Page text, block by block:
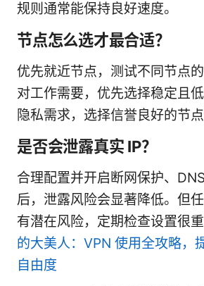
规则通常能保持良好速度。
节点怎么选才最合适？
优先就近节点，测试不同节点的
对工作需要，优先选择稳定且
隐私需求，选择信誉良好的节点
是否会泄露真实 IP？
合理配置并开启断网保护、
后，泄露风险会显著降低。但
有潜在风险，定期检查设置很重
的大美人：VPN 使用全攻略，
自由度